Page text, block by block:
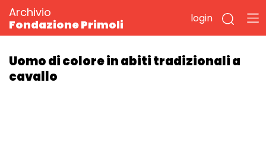
Archivio
Fondazione Primoli
login
Uomo di colore in abiti tradizionali a
cavallo